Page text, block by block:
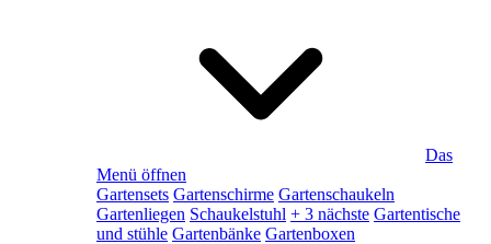
Das
Menü öffnen
Gartensets Gartenschirme Gartenschaukeln
Gartenliegen Schaukelstuhl + 3 nächste Gartentische
und stühle Gartenbänke Gartenboxen